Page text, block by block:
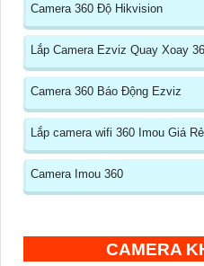
Camera 360 Độ Hikvision
Lắp Camera Ezviz Quay Xoay
Camera 360 Báo Động Ezviz
Lắp camera wifi 360 Imou Giá Rẻ
Camera Imou 360
CAMERA